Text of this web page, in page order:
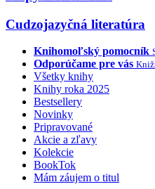
Cudzojazyčná literatúra
Knihomoľský pomocník
Odporúčame pre vás
Všetky knihy
Knihy roka 2025
Bestsellery
Novinky
Pripravované
Akcie a zľavy
Kolekcie
BookTok
Mám záujem o titul